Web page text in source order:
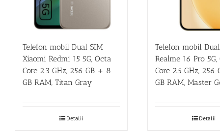
Telefon mobil Dual SIM
Xiaomi Redmi 15 5G, Octa
Core 2.3 GHz, 256 GB + 8
GB RAM, Titan Gray
Detalii
Telefon mobil
Realme 16 Pro
Core 2.5 GHz, 256
GB RAM, Master
Detalii